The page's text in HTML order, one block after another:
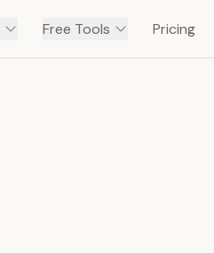
Free Tools Pricing